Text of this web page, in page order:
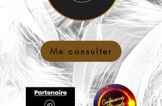
Me consulter